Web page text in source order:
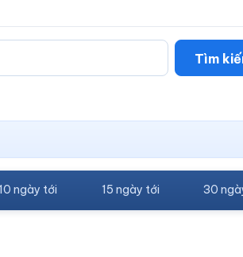
Tìm
10 ngày tới 15 ngày tới 30